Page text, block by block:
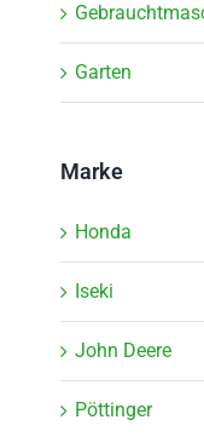
Garten
Marke
Honda
Iseki
John Deere
Pöttinger